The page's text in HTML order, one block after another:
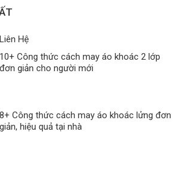
Liên Hệ
10+ Công thức cách may áo khoác 2 lớp
đơn giản cho người mới
8+ Công thức cách may áo khoác lửng đơn
giản, hiệu quả tại nhà